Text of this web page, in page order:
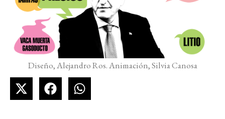
Diseño, Alejandro Ros. Animación, Silvia Canosa